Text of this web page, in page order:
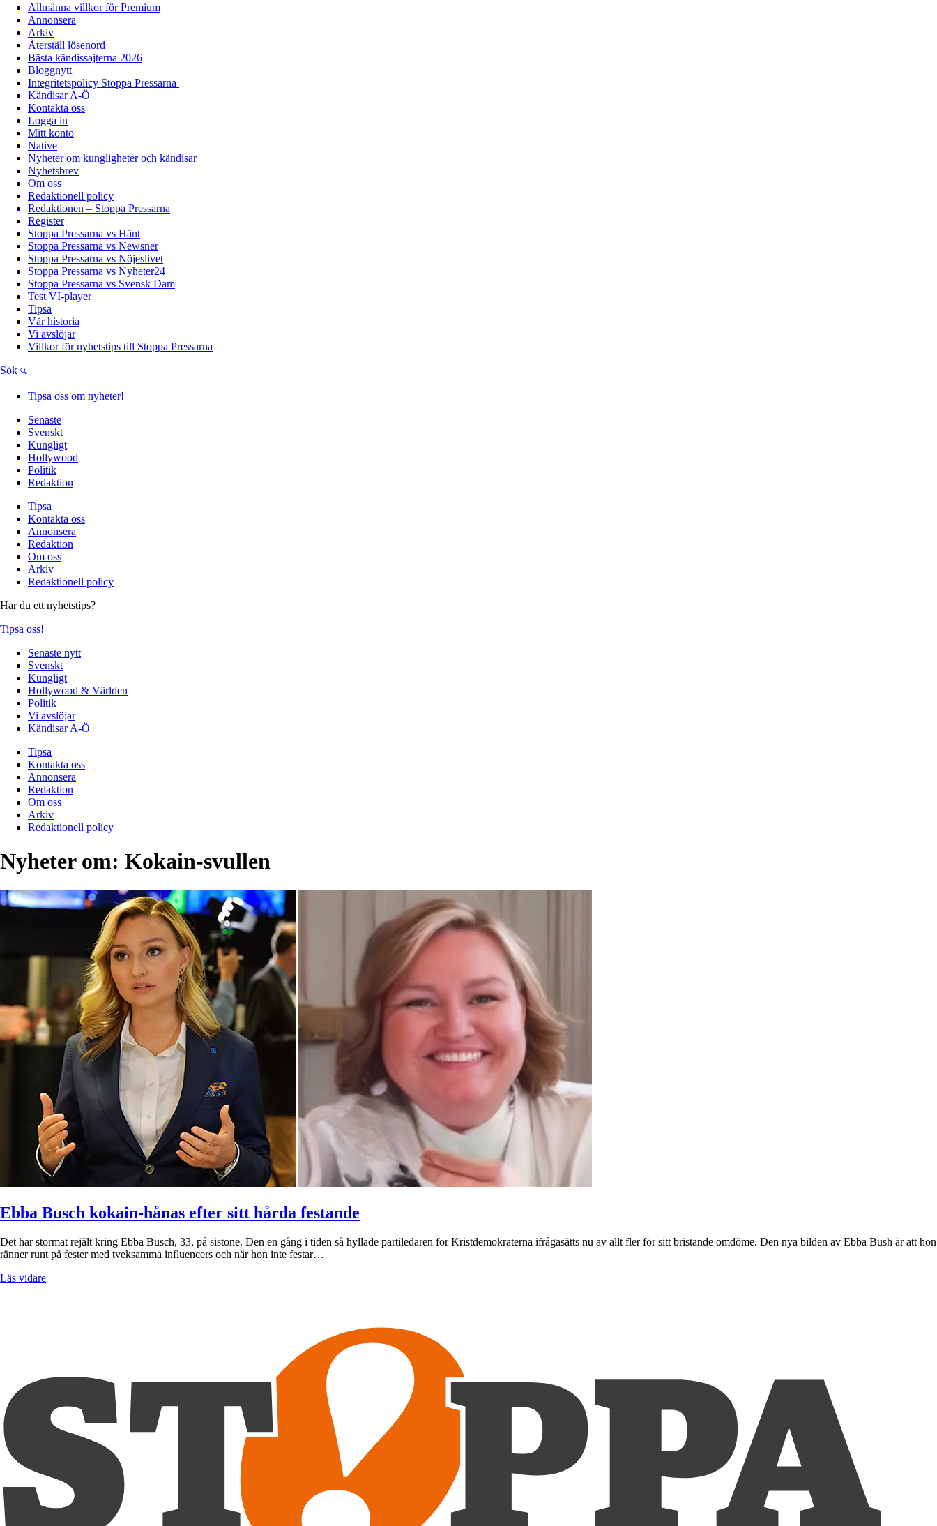
Allmänna villkor för Premium
Annonsera
Arkiv
Återställ lösenord
Bästa kändissajterna 2026
Bloggnytt
Integritetspolicy Stoppa Pressarna
Kändisar A-Ö
Kontakta oss
Logga in
Mitt konto
Native
Nyheter om kungligheter och kändisar
Nyhetsbrev
Om oss
Redaktionell policy
Redaktionen – Stoppa Pressarna
Register
Stoppa Pressarna vs Hänt
Stoppa Pressarna vs Newsner
Stoppa Pressarna vs Nöjeslivet
Stoppa Pressarna vs Nyheter24
Stoppa Pressarna vs Svensk Dam
Test VI-player
Tipsa
Vår historia
Vi avslöjar
Villkor för nyhetstips till Stoppa Pressarna
Sök
Tipsa oss om nyheter!
Senaste
Svenskt
Kungligt
Hollywood
Politik
Redaktion
Tipsa
Kontakta oss
Annonsera
Redaktion
Om oss
Arkiv
Redaktionell policy
Har du ett nyhetstips?
Tipsa oss!
Senaste nytt
Svenskt
Kungligt
Hollywood & Världen
Politik
Vi avslöjar
Kändisar A-Ö
Tipsa
Kontakta oss
Annonsera
Redaktion
Om oss
Arkiv
Redaktionell policy
Nyheter om: Kokain-svullen
Ebba Busch kokain-hånas efter sitt hårda festande
Det har stormat rejält kring Ebba Busch, 33, på sistone. Den en gång i tiden så hyllade partiledaren för Kristdemokraterna ifrågasätts nu av allt fler för sitt bristande omdöme. Den nya bilden av Ebba Bush är att hon
ränner runt på fester med tveksamma influencers och när hon inte festar…
Läs vidare